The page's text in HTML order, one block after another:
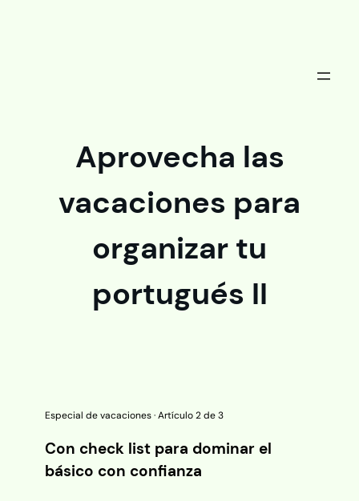
Aprovecha las
vacaciones para
organizar tu
portugués II
Especial de vacaciones · Artículo 2 de 3
Con check list para dominar el
básico con confianza